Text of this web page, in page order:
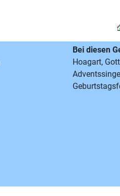
Bei diesen
Hoagart,